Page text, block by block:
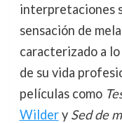
interpretaciones
sensación de
caracterizado a
de su vida
películas como
Wildery Sed de